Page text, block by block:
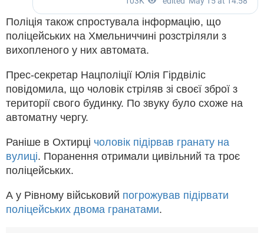
Поліція також спростувала інформацію, що
поліцейських на Хмельниччині розстріляли з
вихопленого у них автомата.
Прес-секретар Нацполіції Юлія Гірдвіліс
повідомила, що чоловік стріляв зі своєї зброї з
території свого будинку. По звуку було схоже на
автоматну чергу.
Раніше в Охтирці чоловік підірвав гранату на
вулиці. Поранення отримали цивільний та троє
поліцейських.
А у Рівному військовий погрожував підірвати
поліцейських двома гранатами.